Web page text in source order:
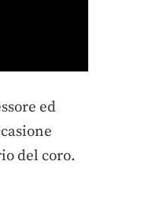
ed
del coro.